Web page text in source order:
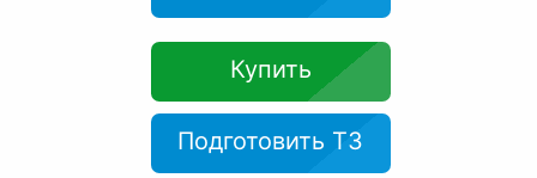
Купить
Подготовить ТЗ